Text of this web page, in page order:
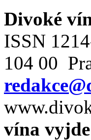
Divoké
ISSN
104 00
vína